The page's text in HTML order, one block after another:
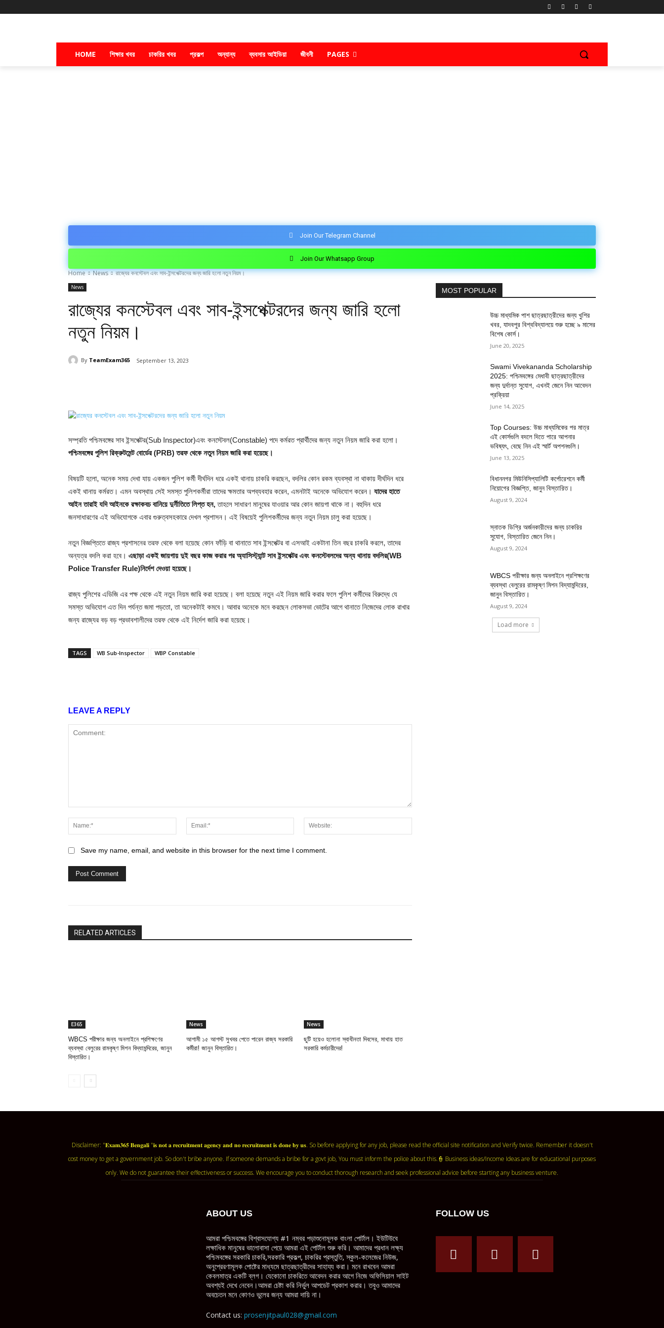
HOME শিক্ষার খবর চাকরির খবর প্রকল্প অন্যান্য ব্যবসার আইডিয়া জীবনী PAGES
Join Our Telegram Channel
Join Our Whatsapp Group
Home News রাজ্যের কনস্টেবল এবং সাব-ইন্সপেক্টরদের জন্য জারি হলো নতুন নিয়ম।
News
রাজ্যের কনস্টেবল এবং সাব-ইন্সপেক্টরদের জন্য জারি হলো
নতুন নিয়ম।
By TeamExam365 September 13, 2023
সম্প্রতি পশ্চিমবঙ্গের সাব ইন্সপেক্টর(Sub Inspector)এবং কনস্টেবল(Constable) পদে কর্মরত প্রার্থীদের জন্য নতুন নিয়ম জারি করা হলো।
পশ্চিমবঙ্গের পুলিশ রিক্রুটমেন্ট বোর্ডের (PRB) তরফ থেকে নতুন নিয়ম জারি করা হয়েছে।
বিষয়টি হলো, অনেক সময় দেখা যায় একজন পুলিশ কর্মী দীর্ঘদিন ধরে একই থানায় চাকরি করছেন, বদলির কোন রকম ব্যবস্থা না থাকায় দীর্ঘদিন ধরে
একই থানায় কর্মরত। এমন অবস্থায় সেই সমস্ত পুলিশকর্মীরা তাদের ক্ষমতার অপব্যবহার করেন, এমনটাই অনেকে অভিযোগ করেন। যাদের হাতে
আইন তারাই যদি আইনকে রক্ষাকবচ বানিয়ে দুর্নীতিতে লিপ্ত হন,তাহলে সাধারণ মানুষের যাওয়ার আর কোন জায়গা থাকে না। বহুদিন ধরে
জনসাধারণের এই অভিযোগকে এবার গুরুত্বসহকারে দেখল প্রশাসন। এই বিষয়েই পুলিশকর্মীদের জন্য নতুন নিয়ম চালু করা হয়েছে।
নতুন বিজ্ঞপ্তিতে রাজ্য প্রশাসনের তরফ থেকে বলা হয়েছে কোন ফাঁড়ি বা থানাতে সাব ইন্সপেক্টর বা এসআই একটানা তিন বছর চাকরি করলে, তাদের
অন্যত্র বদলি করা হবে। এছাড়া একই জায়গায় দুই বছর কাজ করার পর অ্যাসিস্ট্যান্ট সাব ইন্সপেক্টর এবং কনস্টেবলদের অন্য থানায় বদলির(WB
Police Transfer Rule)নির্দেশ দেওয়া হয়েছে।
রাজ্য পুলিশের এডিজি এর পক্ষ থেকে এই নতুন নিয়ম জারি করা হয়েছে। বলা হয়েছে নতুন এই নিয়ম জারি করার ফলে পুলিশ কর্মীদের বিরুদ্ধে যে
সমস্ত অভিযোগ এত দিন পর্যন্ত জমা পড়তো, তা অনেকটাই কমবে। আবার অনেকে মনে করছেন লোকসভা ভোটের আগে থানাতে নিজেদের লোক রাখার
জন্য রাজ্যের বড় বড় প্রভাবশালীদের তরফ থেকে এই নির্দেশ জারি করা হয়েছে।
TAGS WB Sub-Inspector WBP Constable
LEAVE A REPLY
Name:*
Email:*
Save my name, email, and website in this browser for the next time I comment.
RELATED ARTICLES
E365
WBCS পরীক্ষার জন্য অনলাইনে প্রশিক্ষণের
ব্যবস্থা বেলুরের রামকৃষ্ণ মিশন বিদ্যামন্দিরের, জানুন
বিস্তারিত।
News
আগামী ১৫ আগস্ট সুখবর পেতে পারেন রাজ্য সরকারি
কর্মীরা! জানুন বিস্তারিত।
News
ছুটি হয়েও হলোনা স্বাধীনতা দিবসের, মাথায় হাত
সরকারি কর্মচারীদের!
MOST POPULAR
উচ্চ মাধ্যমিক পাশ ছাত্রছাত্রীদের জন্য খুশির
খবর, যাদবপুর বিশ্ববিদ্যালয়ে শুরু হচ্ছে ৯ মাসের
বিশেষ কোর্স।
June 20, 2025
Swami Vivekananda Scholarship
2025: পশ্চিমবঙ্গের মেধাবী ছাত্রছাত্রীদের
জন্য দুর্দান্ত সুযোগ, এখনই জেনে নিন আবেদন
প্রক্রিয়া
June 14, 2025
Top Courses: উচ্চ মাধ্যমিকের পর মাত্র
এই কোর্সগুলি বদলে দিতে পারে আপনার
ভবিষ্যৎ, বেছে নিন এই স্মার্ট অপশনগুলি।
June 13, 2025
বিধাননগর মিউনিসিপ্যালিটি কর্পোরেশনে কর্মী
নিয়োগের বিজ্ঞপ্তি, জানুন বিস্তারিত।
August 9, 2024
স্নাতক ডিগ্রি অর্জনকারীদের জন্য চাকরির
সুযোগ, বিস্তারিত জেনে নিন।
August 9, 2024
WBCS পরীক্ষার জন্য অনলাইনে প্রশিক্ষণের
ব্যবস্থা বেলুরের রামকৃষ্ণ মিশন বিদ্যামন্দিরের,
জানুন বিস্তারিত।
August 9, 2024
Load more
Disclaimer: "𝐄𝐱𝐚𝐦𝟑𝟔𝟓 𝐁𝐞𝐧𝐠𝐚𝐥𝐢 "𝐢𝐬 𝐧𝐨𝐭 𝐚 𝐫𝐞𝐜𝐫𝐮𝐢𝐭𝐦𝐞𝐧𝐭 𝐚𝐠𝐞𝐧𝐜𝐲 𝐚𝐧𝐝 𝐧𝐨 𝐫𝐞𝐜𝐫𝐮𝐢𝐭𝐦𝐞𝐧𝐭 𝐢𝐬 𝐝𝐨𝐧𝐞 𝐛𝐲 𝐮𝐬. So before applying for any job, please read the official site notification and Verify twice. Remember it doesn't
cost money to get a government job. So don't bribe anyone. If someone demands a bribe for a govt job, You must inform the police about this.👮 Business ideas/Income Ideas are for educational purposes
only. We do not guarantee their effectiveness or success. We encourage you to conduct thorough research and seek professional advice before starting any business venture.
ABOUT US
আমরা পশ্চিমবঙ্গের বিশ্বাসযোগ্য #1 নম্বর পড়াশুনোমূলক বাংলা পোর্টাল। ইউটিউবে
লক্ষাধিক মানুষের ভালোবাসা পেয়ে আমরা এই পোর্টাল শুরু করি। আমাদের প্রধান লক্ষ্য
পশ্চিমবঙ্গের সরকারি চাকরি,সরকারি প্রকল্প, চাকরির প্রস্তুতি, স্কুল-কলেজের নিউজ,
অনুপ্রেরণামূলক পোষ্টের মাধ্যমে ছাত্রছাত্রীদের সাহায্য করা। মনে রাখবেন আমরা
কেবলমাত্র একটি ব্লগ। যেকোনো চাকরিতে আবেদন করার আগে নিজে অফিসিয়াল সাইট
অবশ্যই দেখে নেবেন।আমরা চেষ্টা করি নির্ভুল আপডেট প্রকাশ করার। তবুও আমাদের
অবচেতন মনে কোণও ভুলের জন্য আমরা দায়ি না।
Contact us: prosenjitpaul028@gmail.com
FOLLOW US